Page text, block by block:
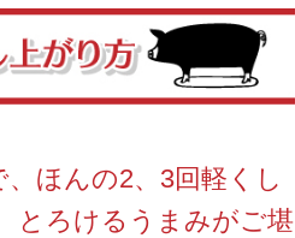
ほんの2、3回軽くし
とろけるうまみがご堪